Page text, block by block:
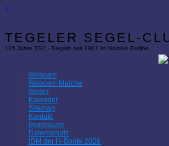
×
TEGELER SEGEL-
125 Jahre TSC - Segeln seit 1901 im Norden Berlins
Webcam
Webcam Malche
Wetter
Kalender
Sitemap
Kontakt
Impressum
Datenschutz
IDM der H-Boote 2026